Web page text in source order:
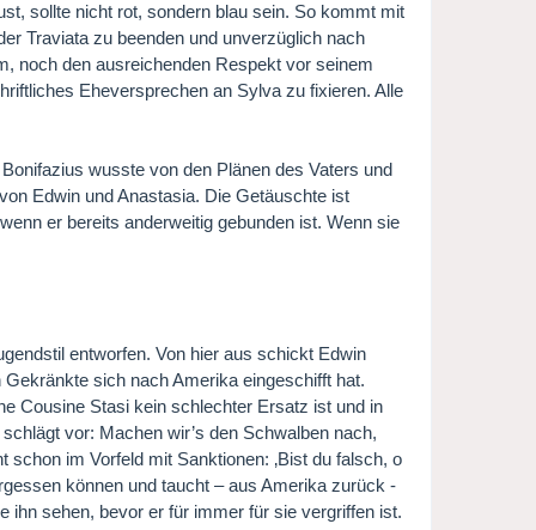
sollte nicht rot, sondern blau sein. So kommt mit
Traviata zu beenden und unverzüglich nach
noch den ausreichenden Respekt vor seinem
Eheversprechen an Sylva zu fixieren. Alle
wusste von den Plänen des Vaters und
Edwin und Anastasia. Die Getäuschte ist
er bereits anderweitig gebunden ist. Wenn sie
entworfen. Von hier aus schickt Edwin
sich nach Amerika eingeschifft hat.
Cousine Stasi kein schlechter Ersatz ist und in
vor: Machen wir’s den Schwalben nach,
schon im Vorfeld mit Sanktionen: ‚Bist du falsch, o
können und taucht – aus Amerika zurück -
ihn sehen, bevor er für immer für sie vergriffen ist.